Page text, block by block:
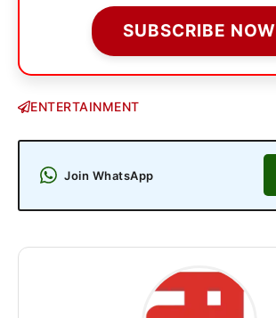
SUBSCRIBE NOW
ENTERTAINMENT
Join WhatsApp